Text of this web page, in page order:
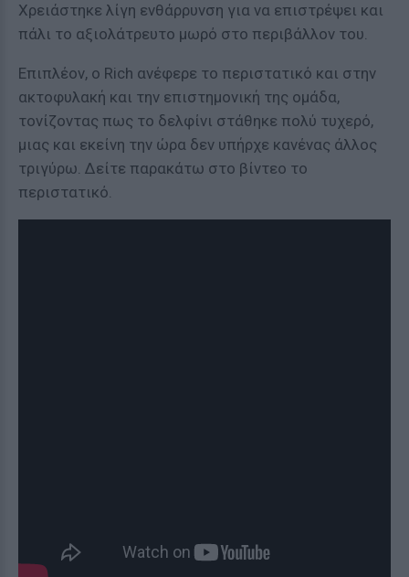
Χρειάστηκε λίγη ενθάρρυνση για να επιστρέψει και
πάλι το αξιολάτρευτο μωρό στο περιβάλλον του.
Επιπλέον, ο Rich ανέφερε το περιστατικό και στην
ακτοφυλακή και την επιστημονική της ομάδα,
τονίζοντας πως το δελφίνι στάθηκε πολύ τυχερό,
μιας και εκείνη την ώρα δεν υπήρχε κανένας άλλος
τριγύρω. Δείτε παρακάτω στο βίντεο το
περιστατικό.